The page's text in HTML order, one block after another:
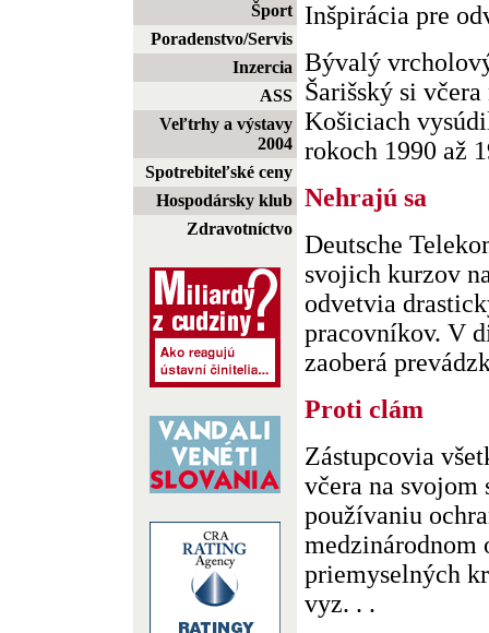
Šport
Poradenstvo/Servis
Inzercia
ASS
Veľtrhy a výstavy
2004
Spotrebiteľské ceny
Hospodársky klub
Zdravotníctvo
Inšpirácia pre
Bývalý
Šarišský si
Košiciach
rokoch 1990 až
Nehrajú sa
Deutsche
svojich kurzov
odvetvia
pracovníkov. V
zaoberá
Proti clám
Zástupcovia
včera na
používaniu
medzinárodnom
priemyselných
vyz. . .